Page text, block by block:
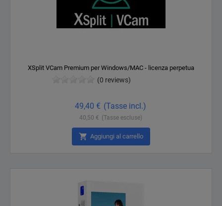
XSplit VCam Premium per Windows/MAC - licenza perpetua
(0 reviews)
49,40 € (Tasse incl.)
40,50 € (Tasse escluse)
 Aggiungi al carrello